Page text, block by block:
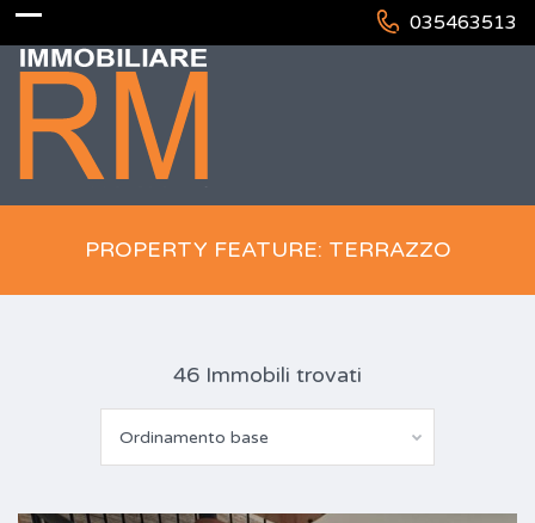
035463513
PROPERTY FEATURE: TERRAZZO
46 Immobili trovati
Ordinamento base